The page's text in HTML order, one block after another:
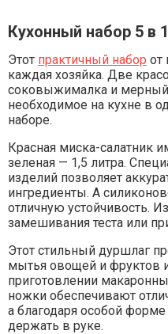
Кухонный набор 5 в 1
Этот практичный набор от
каждая хозяйка. Две
соковыжималка и мерный
необходимое на кухне в
наборе.
Красная миска-салатник
зеленая — 1,5 литра.
изделий позволяет
ингредиенты. А
отличную устойчивость.
замешивания теста или
Этот стильный дуршлаг
мытья овощей и фруктов
приготовлении
ножки обеспечивают
а благодаря особой
держать в руке.